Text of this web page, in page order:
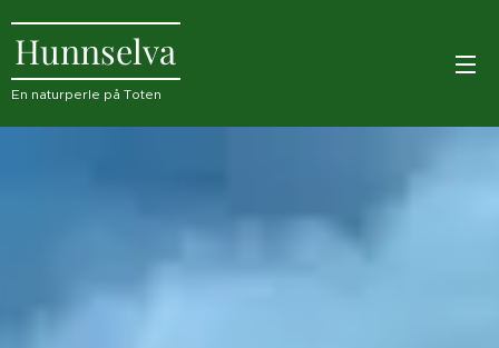
Hunnselva
En naturperle på Toten